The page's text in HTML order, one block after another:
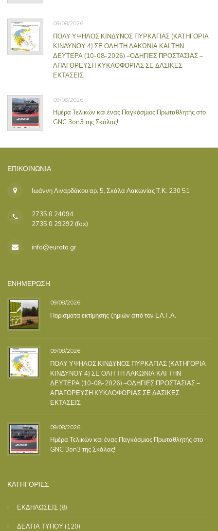
09/08/2026
ΠΟΛΥ ΥΨΗΛΟΣ ΚΙΝΔΥΝΟΣ ΠΥΡΚΑΓΙΑΣ (ΚΑΤΗΓΟΡΙΑ
ΚΙΝΔΥΝΟΥ 4) ΣΕ ΟΛΗ ΤΗ ΛΑΚΩΝΙΑ ΚΑΙ ΤΗΝ
ΔΕΥΤΕΡΑ (10-08-2026) –ΟΔΗΓΙΕΣ ΠΡΟΣΤΑΣΙΑΣ –
ΑΠΑΓΟΡΕΥΣΗ ΚΥΚΛΟΦΟΡΙΑΣ ΣΕ ΔΑΣΙΚΕΣ
ΕΚΤΑΣΕΙΣ
09/08/2026
Ημέρα Τελικών και ένας Παγκόσμιος Πρωταθλητής στο
GNC 3on3 της Σκάλας!
ΕΠΙΚΟΙΝΩΝΊΑ
Ιωάννη Λιναρδάκου αρ. 5, Σκάλα Λακωνίας Τ.Κ. 230 51
2735 0 24094
2735 0 29292 (fax)
info@eurota.gr
ΕΝΗΜΕΡΩΣΗ
09/08/2026
Πορίσματα εκτίμησης ζημιών από τον ΕΛ.Γ.Α.
09/08/2026
ΠΟΛΥ ΥΨΗΛΟΣ ΚΙΝΔΥΝΟΣ ΠΥΡΚΑΓΙΑΣ (ΚΑΤΗΓΟΡΙΑ
ΚΙΝΔΥΝΟΥ 4) ΣΕ ΟΛΗ ΤΗ ΛΑΚΩΝΙΑ ΚΑΙ ΤΗΝ
ΔΕΥΤΕΡΑ (10-08-2026) –ΟΔΗΓΙΕΣ ΠΡΟΣΤΑΣΙΑΣ –
ΑΠΑΓΟΡΕΥΣΗ ΚΥΚΛΟΦΟΡΙΑΣ ΣΕ ΔΑΣΙΚΕΣ
ΕΚΤΑΣΕΙΣ
09/08/2026
Ημέρα Τελικών και ένας Παγκόσμιος Πρωταθλητής στο
GNC 3on3 της Σκάλας!
ΚΑΤΗΓΟΡΙΕΣ
ΕΚΔΗΛΩΣΕΙΣ (8)
ΔΕΛΤΙΑ ΤΥΠΟΥ (120)